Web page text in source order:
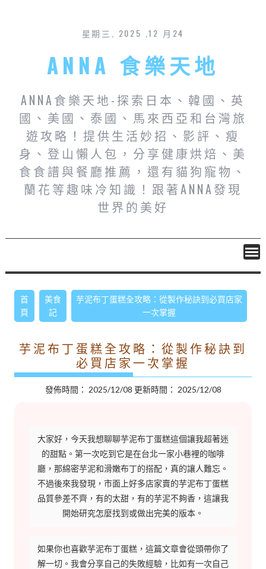
星期三, 2025 ,12 月24
ANNA 食樂天地
ANNA食樂天地-探索日本、韓國、英
國、美國、泰國、馬來西亞和台灣旅
遊攻略！提供生活妙招、影評、瘦
身、登山懶人包，分享健康烘焙、美
食食譜與餐廳推薦，還有貓狗寵物、
蘭花等趣味冷知識！跟著ANNA發現
世界的美好
首
頁
美食
記
芋泥布丁蛋糕全攻略：從製作秘訣到必買店家
一次掌握
芋泥布丁蛋糕全攻略：從製作秘訣到
必買店家一次掌握
發佈時間： 2025/12/08 更新時間： 2025/12/08
大家好，今天我想聊聊芋泥布丁蛋糕這個讓我超著迷
的甜點。第一次吃到它是在台北一家小巷裡的咖啡
廳，那綿密芋泥和滑嫩布丁的搭配，真的讓人難忘。
不過後來我發現，市面上好多店家賣的芋泥布丁蛋糕
品質參差不齊，有的太甜，有的芋泥不夠香，這讓我
開始研究怎麼找到或做出完美的版本。
如果你也喜歡芋泥布丁蛋糕，這篇文章會從頭帶你了
解一切。我會分享自己的失敗經驗，比如有一次自己